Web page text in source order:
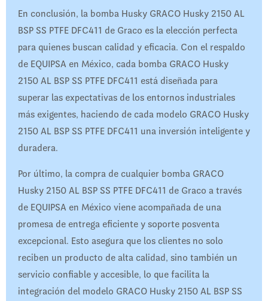
En conclusión, la bomba Husky GRACO Husky 2150 AL
BSP SS PTFE DFC411 de Graco es la elección perfecta
para quienes buscan calidad y eficacia. Con el respaldo
de EQUIPSA en México, cada bomba GRACO Husky
2150 AL BSP SS PTFE DFC411 está diseñada para
superar las expectativas de los entornos industriales
más exigentes, haciendo de cada modelo GRACO Husky
2150 AL BSP SS PTFE DFC411 una inversión inteligente y
duradera.
Por último, la compra de cualquier bomba GRACO
Husky 2150 AL BSP SS PTFE DFC411 de Graco a través
de EQUIPSA en México viene acompañada de una
promesa de entrega eficiente y soporte posventa
excepcional. Esto asegura que los clientes no solo
reciben un producto de alta calidad, sino también un
servicio confiable y accesible, lo que facilita la
integración del modelo GRACO Husky 2150 AL BSP SS